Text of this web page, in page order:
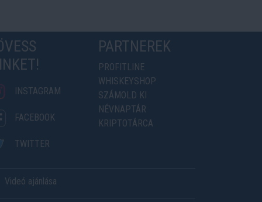
INSTAGRAM
FACEBOOK
TWITTER
PARTNEREK
PROFITLINE
WHISKEYSHOP
SZÁMOLD KI
NÉVNAPTÁR
KRIPTOTÁRCA
Videó ajánlása